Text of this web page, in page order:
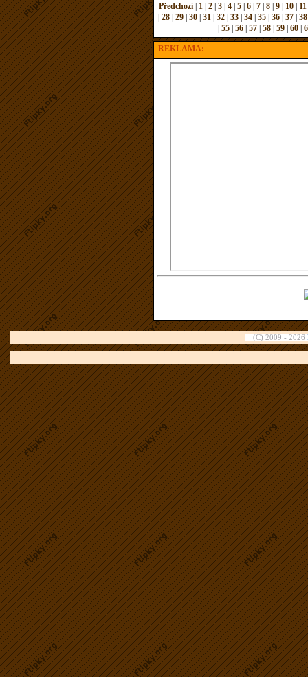
Předchozí| 1 | 2 | 3 | 4 | 5 | 6 | 7 | 8 | 9 | 10 | 11
| 28 | 29 | 30 | 31 | 32 | 33 | 34 | 35 | 36 | 37 | 38
|55 |56 |57 |58 |59 |60 |
REKLAMA:
(C) 2009 - 2026